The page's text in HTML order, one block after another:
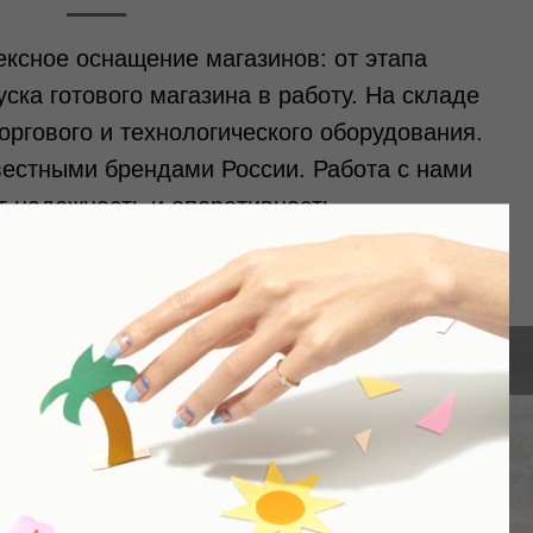
оснащение магазинов: от этапа
готового магазина в работу. На складе
и технологического оборудования.
брендами России. Работа с нами
надежность и оперативность.